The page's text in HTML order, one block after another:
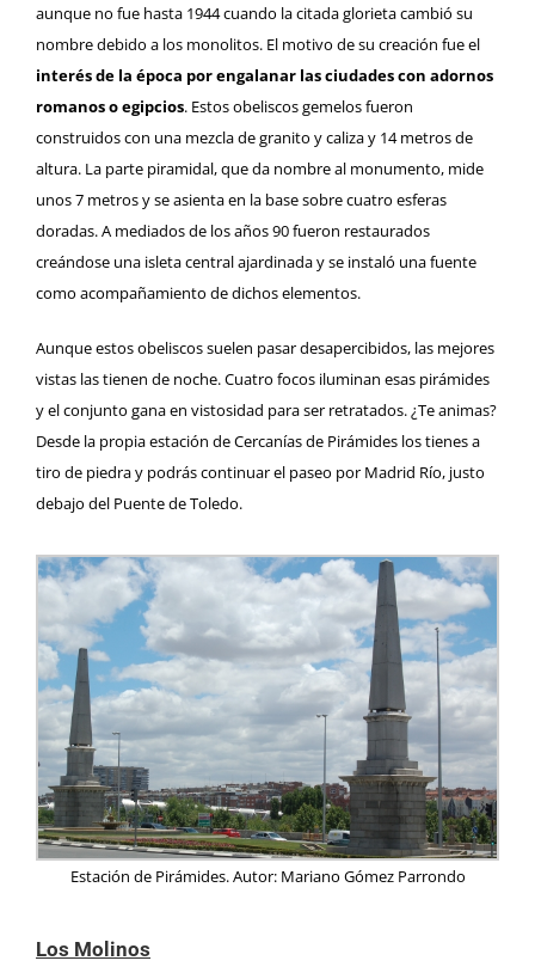
aunque no fue hasta 1944 cuando la citada glorieta cambió su
nombre debido a los monolitos. El motivo de su creación fue el
interés de la época por engalanar las ciudades con adornos
romanos o egipcios. Estos obeliscos gemelos fueron
construidos con una mezcla de granito y caliza y 14 metros de
altura. La parte piramidal, que da nombre al monumento, mide
unos 7 metros y se asienta en la base sobre cuatro esferas
doradas. A mediados de los años 90 fueron restaurados
creándose una isleta central ajardinada y se instaló una fuente
como acompañamiento de dichos elementos.
Aunque estos obeliscos suelen pasar desapercibidos, las mejores
vistas las tienen de noche. Cuatro focos iluminan esas pirámides
y el conjunto gana en vistosidad para ser retratados. ¿Te animas?
Desde la propia estación de Cercanías de Pirámides los tienes a
tiro de piedra y podrás continuar el paseo por Madrid Río, justo
debajo del Puente de Toledo.
Estación de Pirámides. Autor: Mariano Gómez Parrondo
Los Molinos